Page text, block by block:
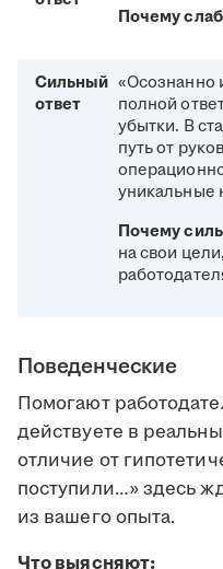
Почему
Сильный
ответ
«Осознанно
полной
убытки. В
путь от
уникальные
Почему
на свои
Поведенческие
Помогают
действуете в
отличие от
поступили…» здесь
из вашего опыта.
Что выясняют: